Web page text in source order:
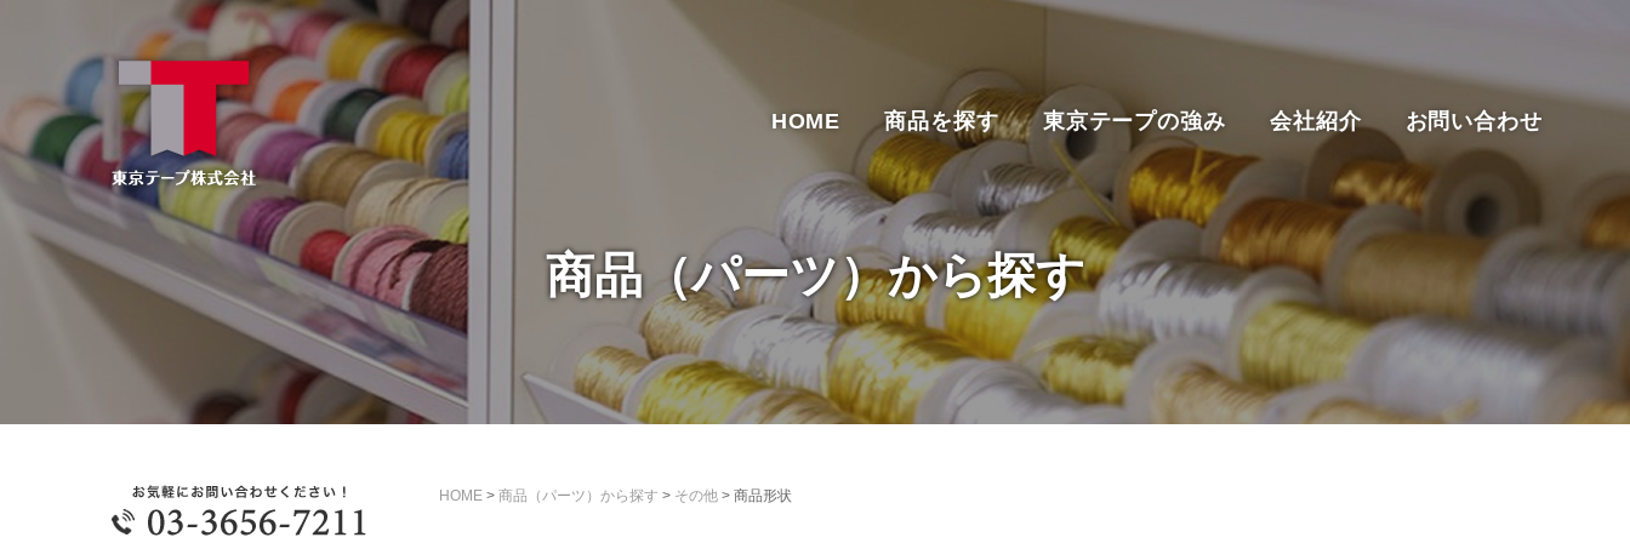
HOME 商品を探す 東京テープの強み 会社紹介 お問い合わせ
商品（パーツ）から探す
HOME > 商品（パーツ）から探す > その他 > 商品形状